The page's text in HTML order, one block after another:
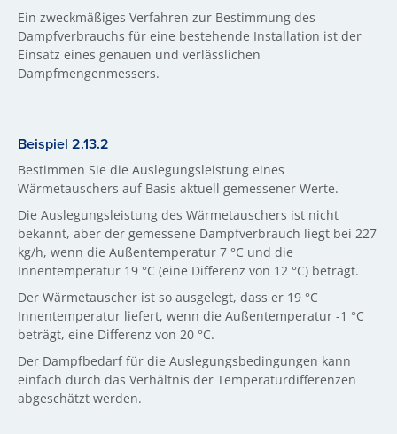
Ein zweckmäßiges Verfahren zur Bestimmung des
Dampfverbrauchs für eine bestehende Installation ist der
Einsatz eines genauen und verlässlichen
Dampfmengenmessers.
Beispiel 2.13.2
Bestimmen Sie die Auslegungsleistung eines
Wärmetauschers auf Basis aktuell gemessener Werte.
Die Auslegungsleistung des Wärmetauschers ist nicht
bekannt, aber der gemessene Dampfverbrauch liegt bei 227
kg/h, wenn die Außentemperatur 7 °C und die
Innentemperatur 19 °C (eine Differenz von 12 °C) beträgt.
Der Wärmetauscher ist so ausgelegt, dass er 19 °C
Innentemperatur liefert, wenn die Außentemperatur -1 °C
beträgt, eine Differenz von 20 °C.
Der Dampfbedarf für die Auslegungsbedingungen kann
einfach durch das Verhältnis der Temperaturdifferenzen
abgeschätzt werden.